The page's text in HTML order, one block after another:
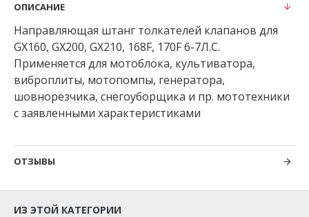
ОПИСАНИЕ
Направляющая штанг толкателей клапанов для
GX160, GX200, GX210, 168F, 170F 6-7Л.С.
Применяется для мотоблока, культиватора,
виброплиты, мотопомпы, генератора,
шовнорезчика, снегоуборщика и пр. мототехники
с заявленными характеристиками
ОТЗЫВЫ
ИЗ ЭТОЙ КАТЕГОРИИ